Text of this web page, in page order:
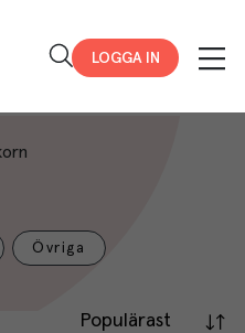
LOGGA IN
Övriga
Populärast